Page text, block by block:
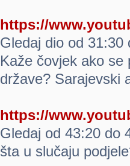
https://
Gledaj dio od 31:30
Kaže čovjek ako se
države? Sarajevski
https://
Gledaj od 43:20 do
šta u slučaju